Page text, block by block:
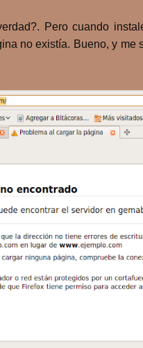
Pero cuando
no existía. Bueno, y